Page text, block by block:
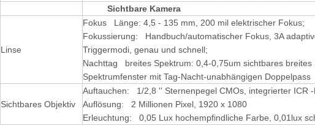
Sichtbare Kamera
Linse
Fokus Länge: 4,5 - 135 mm, 200 mil elektrischer Fokus;
Fokussierung: Handbuch/automatischer Fokus, 3A
Triggermodi, genau und schnell;
Nachttag breites Spektrum: 0,4-0,75um sichtbares
Spektrumfenster mit Tag-Nacht-unabhängigen Doppelpass
Sichtbares Objektiv
Auftauchen: 1/2,8 '' Sternenpegel CMOs, integrierter ICR
Auflösung: 2 Millionen Pixel, 1920 x 1080
Erleuchtung: 0,05 Lux hochempfindliche Farbe, 0,01lux